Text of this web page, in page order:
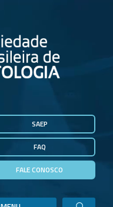
SAEP
FAQ
FALE CONOSCO